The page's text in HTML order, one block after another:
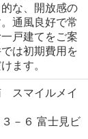
な、開放感の
通風良好で常
戸建てをご案
は初期費用を
ます。
スマイルメイ
－６ 富士見ビ